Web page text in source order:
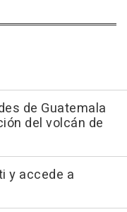
de Guatemala
del volcán de
y accede a